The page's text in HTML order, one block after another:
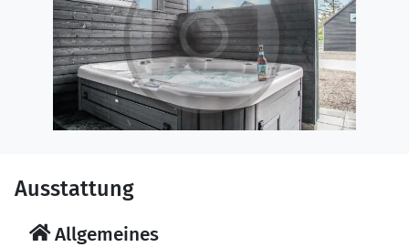
Urlaubserinnerungen.
Ausstattung
Allgemeines